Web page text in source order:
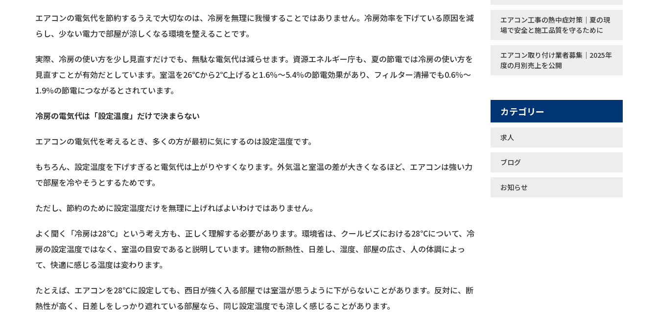
エアコンの電気代を節約するうえで大切なのは、冷房を無理に我慢することではありません。冷房効率を下げている原因を減
らし、少ない電力で部屋が涼しくなる環境を整えることです。
実際、冷房の使い方を少し見直すだけでも、無駄な電気代は減らせます。資源エネルギー庁も、夏の節電では冷房の使い方を
見直すことが有効だとしています。室温を26℃から2℃上げると1.6％〜5.4％の節電効果があり、フィルター清掃でも0.6％〜
1.9％の節電につながるとされています。
冷房の電気代は「設定温度」だけで決まらない
エアコンの電気代を考えるとき、多くの方が最初に気にするのは設定温度です。
もちろん、設定温度を下げすぎると電気代は上がりやすくなります。外気温と室温の差が大きくなるほど、エアコンは強い力
で部屋を冷やそうとするためです。
ただし、節約のために設定温度だけを無理に上げればよいわけではありません。
よく聞く「冷房は28℃」という考え方も、正しく理解する必要があります。環境省は、クールビズにおける28℃について、冷
房の設定温度ではなく、室温の目安であると説明しています。建物の断熱性、日差し、湿度、部屋の広さ、人の体調によっ
て、快適に感じる温度は変わります。
たとえば、エアコンを28℃に設定しても、西日が強く入る部屋では室温が思うように下がらないことがあります。反対に、断
熱性が高く、日差しをしっかり遮れている部屋なら、同じ設定温度でも涼しく感じることがあります。
エアコン工事の熱中症対策｜夏の現
場で安全と施工品質を守るために
エアコン取り付け業者募集｜2025年
度の月別売上を公開
カテゴリー
求人
ブログ
お知らせ